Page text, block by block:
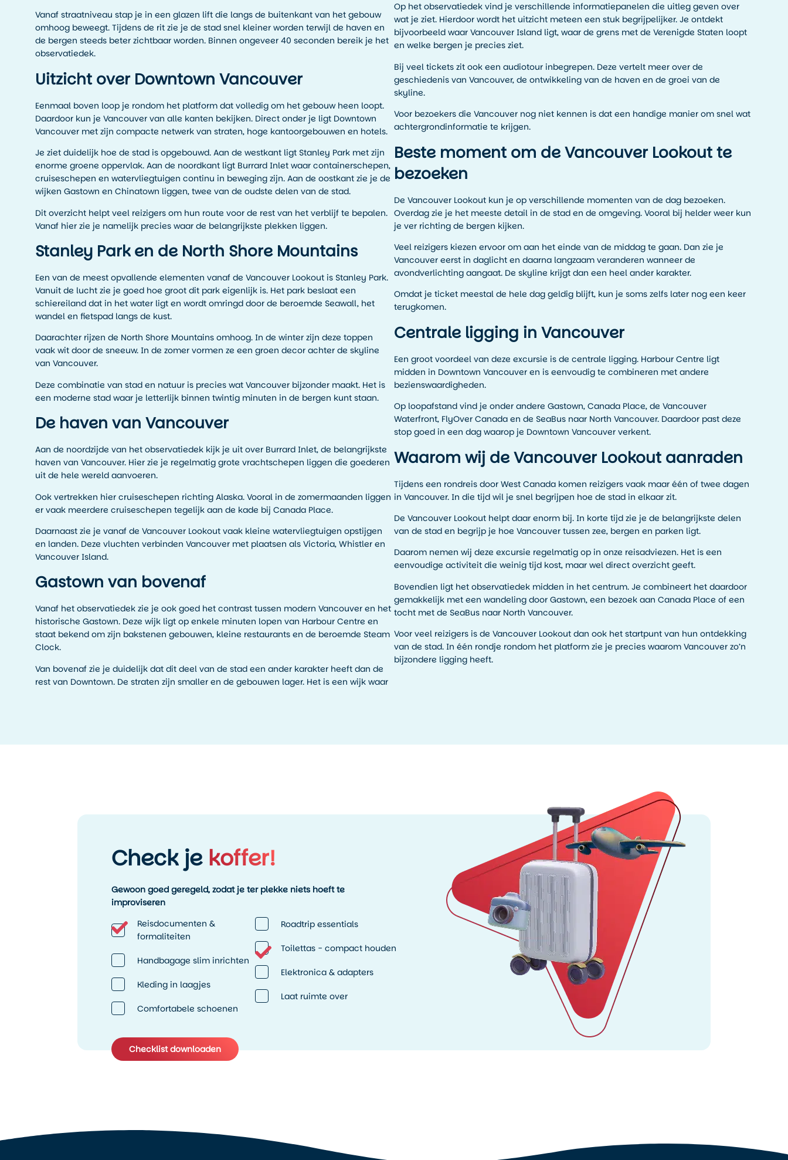
Vanaf straatniveau stap je in een glazen lift die langs de buitenkant van het gebouw
omhoog beweegt. Tijdens de rit zie je de stad snel kleiner worden terwijl de haven en
de bergen steeds beter zichtbaar worden. Binnen ongeveer 40 seconden bereik je het
observatiedek.
Uitzicht over Downtown Vancouver
Eenmaal boven loop je rondom het platform dat volledig om het gebouw heen loopt.
Daardoor kun je Vancouver van alle kanten bekijken. Direct onder je ligt Downtown
Vancouver met zijn compacte netwerk van straten, hoge kantoorgebouwen en hotels.
Je ziet duidelijk hoe de stad is opgebouwd. Aan de westkant ligt Stanley Park met zijn
enorme groene oppervlak. Aan de noordkant ligt Burrard Inlet waar containerschepen,
cruiseschepen en watervliegtuigen continu in beweging zijn. Aan de oostkant zie je de
wijken Gastown en Chinatown liggen, twee van de oudste delen van de stad.
Dit overzicht helpt veel reizigers om hun route voor de rest van het verblijf te bepalen.
Vanaf hier zie je namelijk precies waar de belangrijkste plekken liggen.
Stanley Park en de North Shore Mountains
Een van de meest opvallende elementen vanaf de Vancouver Lookout is Stanley Park.
Vanuit de lucht zie je goed hoe groot dit park eigenlijk is. Het park beslaat een
schiereiland dat in het water ligt en wordt omringd door de beroemde Seawall, het
wandel en fietspad langs de kust.
Daarachter rijzen de North Shore Mountains omhoog. In de winter zijn deze toppen
vaak wit door de sneeuw. In de zomer vormen ze een groen decor achter de skyline
van Vancouver.
Deze combinatie van stad en natuur is precies wat Vancouver bijzonder maakt. Het is
een moderne stad waar je letterlijk binnen twintig minuten in de bergen kunt staan.
De haven van Vancouver
Aan de noordzijde van het observatiedek kijk je uit over Burrard Inlet, de belangrijkste
haven van Vancouver. Hier zie je regelmatig grote vrachtschepen liggen die goederen
uit de hele wereld aanvoeren.
Ook vertrekken hier cruiseschepen richting Alaska. Vooral in de zomermaanden liggen
er vaak meerdere cruiseschepen tegelijk aan de kade bij Canada Place.
Daarnaast zie je vanaf de Vancouver Lookout vaak kleine watervliegtuigen opstijgen
en landen. Deze vluchten verbinden Vancouver met plaatsen als Victoria, Whistler en
Vancouver Island.
Gastown van bovenaf
Vanaf het observatiedek zie je ook goed het contrast tussen modern Vancouver en het
historische Gastown. Deze wijk ligt op enkele minuten lopen van Harbour Centre en
staat bekend om zijn bakstenen gebouwen, kleine restaurants en de beroemde Steam
Clock.
Van bovenaf zie je duidelijk dat dit deel van de stad een ander karakter heeft dan de
rest van Downtown. De straten zijn smaller en de gebouwen lager. Het is een wijk waar
Op het observatiedek vind je verschillende informatiepanelen die uitleg geven over
wat je ziet. Hierdoor wordt het uitzicht meteen een stuk begrijpelijker. Je ontdekt
bijvoorbeeld waar Vancouver Island ligt, waar de grens met de Verenigde Staten loopt
en welke bergen je precies ziet.
Bij veel tickets zit ook een audiotour inbegrepen. Deze vertelt meer over de
geschiedenis van Vancouver, de ontwikkeling van de haven en de groei van de
skyline.
Voor bezoekers die Vancouver nog niet kennen is dat een handige manier om snel wat
achtergrondinformatie te krijgen.
Beste moment om de Vancouver Lookout te
bezoeken
De Vancouver Lookout kun je op verschillende momenten van de dag bezoeken.
Overdag zie je het meeste detail in de stad en de omgeving. Vooral bij helder weer kun
je ver richting de bergen kijken.
Veel reizigers kiezen ervoor om aan het einde van de middag te gaan. Dan zie je
Vancouver eerst in daglicht en daarna langzaam veranderen wanneer de
avondverlichting aangaat. De skyline krijgt dan een heel ander karakter.
Omdat je ticket meestal de hele dag geldig blijft, kun je soms zelfs later nog een keer
terugkomen.
Centrale ligging in Vancouver
Een groot voordeel van deze excursie is de centrale ligging. Harbour Centre ligt
midden in Downtown Vancouver en is eenvoudig te combineren met andere
bezienswaardigheden.
Op loopafstand vind je onder andere Gastown, Canada Place, de Vancouver
Waterfront, FlyOver Canada en de SeaBus naar North Vancouver. Daardoor past deze
stop goed in een dag waarop je Downtown Vancouver verkent.
Waarom wij de Vancouver Lookout aanraden
Tijdens een rondreis door West Canada komen reizigers vaak maar één of twee dagen
in Vancouver. In die tijd wil je snel begrijpen hoe de stad in elkaar zit.
De Vancouver Lookout helpt daar enorm bij. In korte tijd zie je de belangrijkste delen
van de stad en begrijp je hoe Vancouver tussen zee, bergen en parken ligt.
Daarom nemen wij deze excursie regelmatig op in onze reisadviezen. Het is een
eenvoudige activiteit die weinig tijd kost, maar wel direct overzicht geeft.
Bovendien ligt het observatiedek midden in het centrum. Je combineert het daardoor
gemakkelijk met een wandeling door Gastown, een bezoek aan Canada Place of een
tocht met de SeaBus naar North Vancouver.
Voor veel reizigers is de Vancouver Lookout dan ook het startpunt van hun ontdekking
van de stad. In één rondje rondom het platform zie je precies waarom Vancouver zo’n
bijzondere ligging heeft.
Checklist downloaden
Check je koffer!
Gewoon goed geregeld, zodat je ter plekke niets hoeft te
improviseren
Reisdocumenten &
formaliteiten
Handbagage slim inrichten
Kleding in laagjes
Comfortabele schoenen
Roadtrip essentials
Toilettas - compact houden
Elektronica & adapters
Laat ruimte over